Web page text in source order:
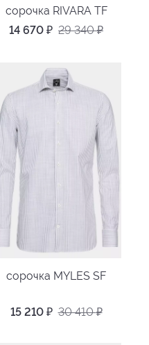
сорочка RIVARA TF
14 670 ₽ 29 340₽
сорочка MYLES SF
15 210 ₽ 30 410₽